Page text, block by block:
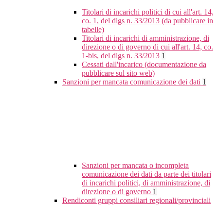
Titolari di incarichi politici di cui all'art. 14,
co. 1, del dlgs n. 33/2013 (da pubblicare in
tabelle)
Titolari di incarichi di amministrazione, di
direzione o di governo di cui all'art. 14, co.
1-bis, del dlgs n. 33/2013 1
Cessati dall'incarico (documentazione da
pubblicare sul sito web)
Sanzioni per mancata comunicazione dei dati 1
Sanzioni per mancata o incompleta
comunicazione dei dati da parte dei titolari
di incarichi politici, di amministrazione, di
direzione o di governo 1
Rendiconti gruppi consiliari regionali/provinciali